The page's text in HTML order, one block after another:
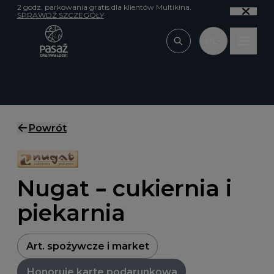
Przejdź do treści
2 godz. parkowania gratis dla klientów Multikina.
SPRAWDŹ SZCZEGÓŁY
Wpisz, czego
Powrót
Nugat – cukiernia i
piekarnia
Art. spożywcze i market
Honoruje kartę podarunkową